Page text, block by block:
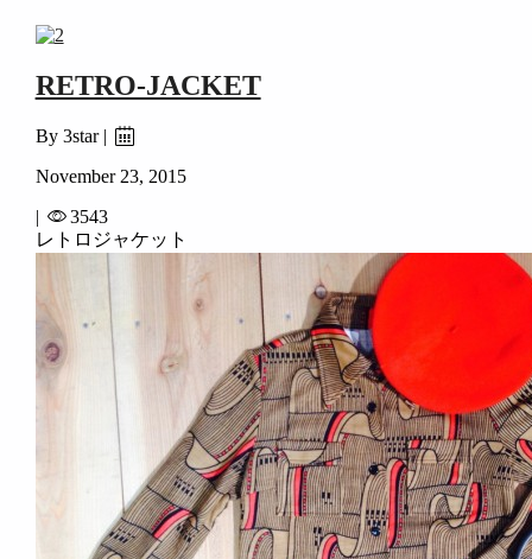
RETRO-JACKET
By 3star |
November 23, 2015
|
3543
レトロジャケット